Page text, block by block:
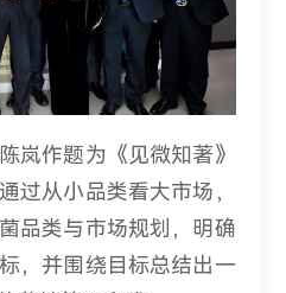
岚作题为《见微知著》
过从小品类看大市场，
品类与市场规划，明确
，并围绕目标总结出一